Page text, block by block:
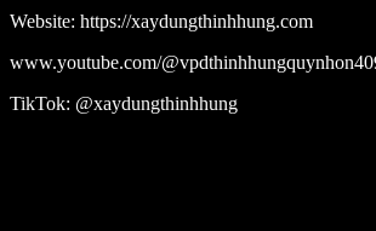
Website: https://xaydungthinhhung.com
www.youtube.com/
TikTok: @xaydungthinhhung